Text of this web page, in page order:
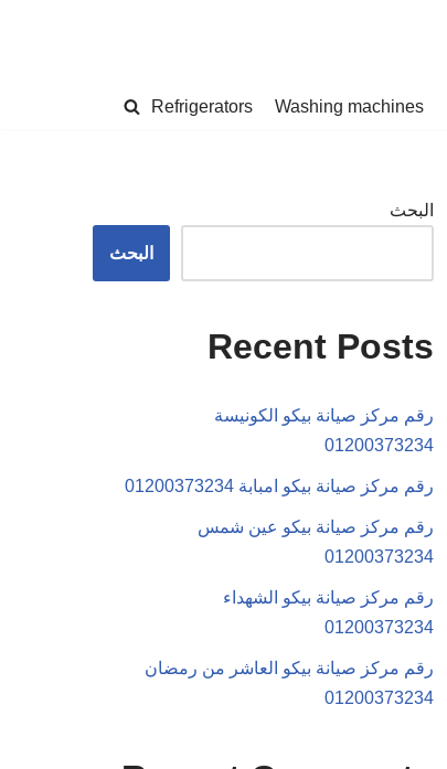
Washing machines
Refrigerators
البحث
البحث
Recent Posts
رقم مركز صيانة بيكو الكونيسة
01200373234
رقم مركز صيانة بيكو امبابة 01200373234
رقم مركز صيانة بيكو عين شمس
01200373234
رقم مركز صيانة بيكو الشهداء
01200373234
رقم مركز صيانة بيكو العاشر من رمضان
01200373234